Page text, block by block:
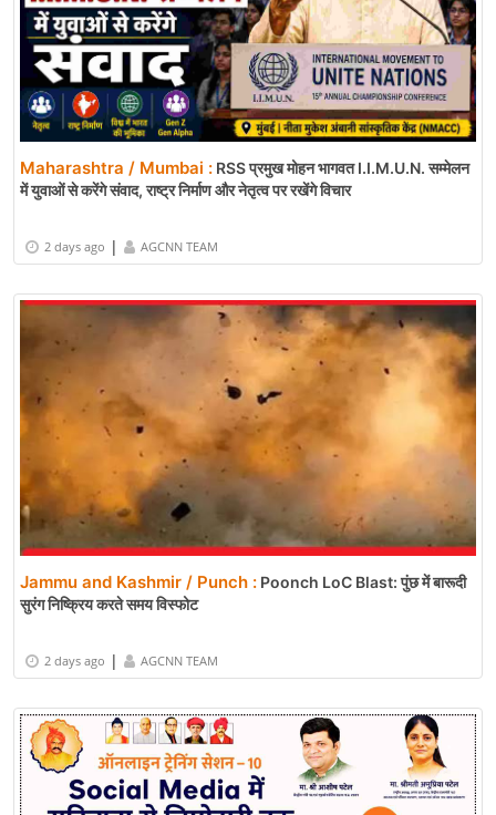
Maharashtra / Mumbai : RSS प्रमुख मोहन भागवत I.I.M.U.N. सम्मेलन
में युवाओं से करेंगे संवाद, राष्ट्र निर्माण और नेतृत्व पर रखेंगे विचार
2 days ago | AGCNN TEAM
Jammu and Kashmir / Punch : Poonch LoC Blast: पुंछ में बारूदी
सुरंग निष्क्रिय करते समय विस्फोट
2 days ago | AGCNN TEAM